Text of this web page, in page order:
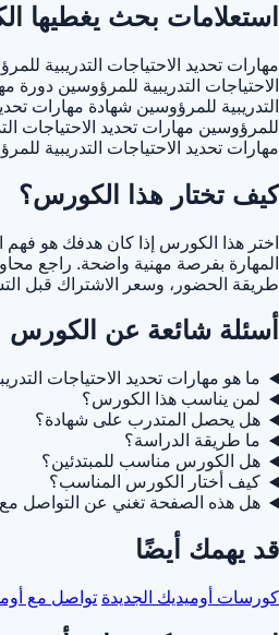
استعلامات بحث يغطيها
مهارات تحديد الاحتياجات التدريبية
الاحتياجات التدريبية للمرؤوسين دورة
التدريبية للمرؤوسين شهادة مهارات
للمرؤوسين مهارات تحديد الاحتياجات
مهارات تحديد الاحتياجات التدريبية
كيف تختار هذا الكورس؟
اختر هذا الكورس إذا كان هدفك هو
المهارة بفرصة مهنية واضحة. راجع
طريقة الحضور، وسعر الاشتراك قبل
أسئلة شائعة عن الكورس
ما هو مهارات تحديد الاحتياجات
لمن يناسب هذا الكورس؟
هل يحصل المتدرب على شهادة؟
ما طريقة الدراسة؟
هل الكورس مناسب للمبتدئين؟
كيف أختار الكورس المناسب؟
هل هذه الصفحة تغني عن التواصل مع
قد يهمك أيضًا
كورسات أوميديك الجديدة تواصل مع